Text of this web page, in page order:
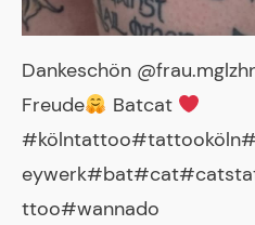
Dankeschön
Freude
Batcat
ttoo#wannado